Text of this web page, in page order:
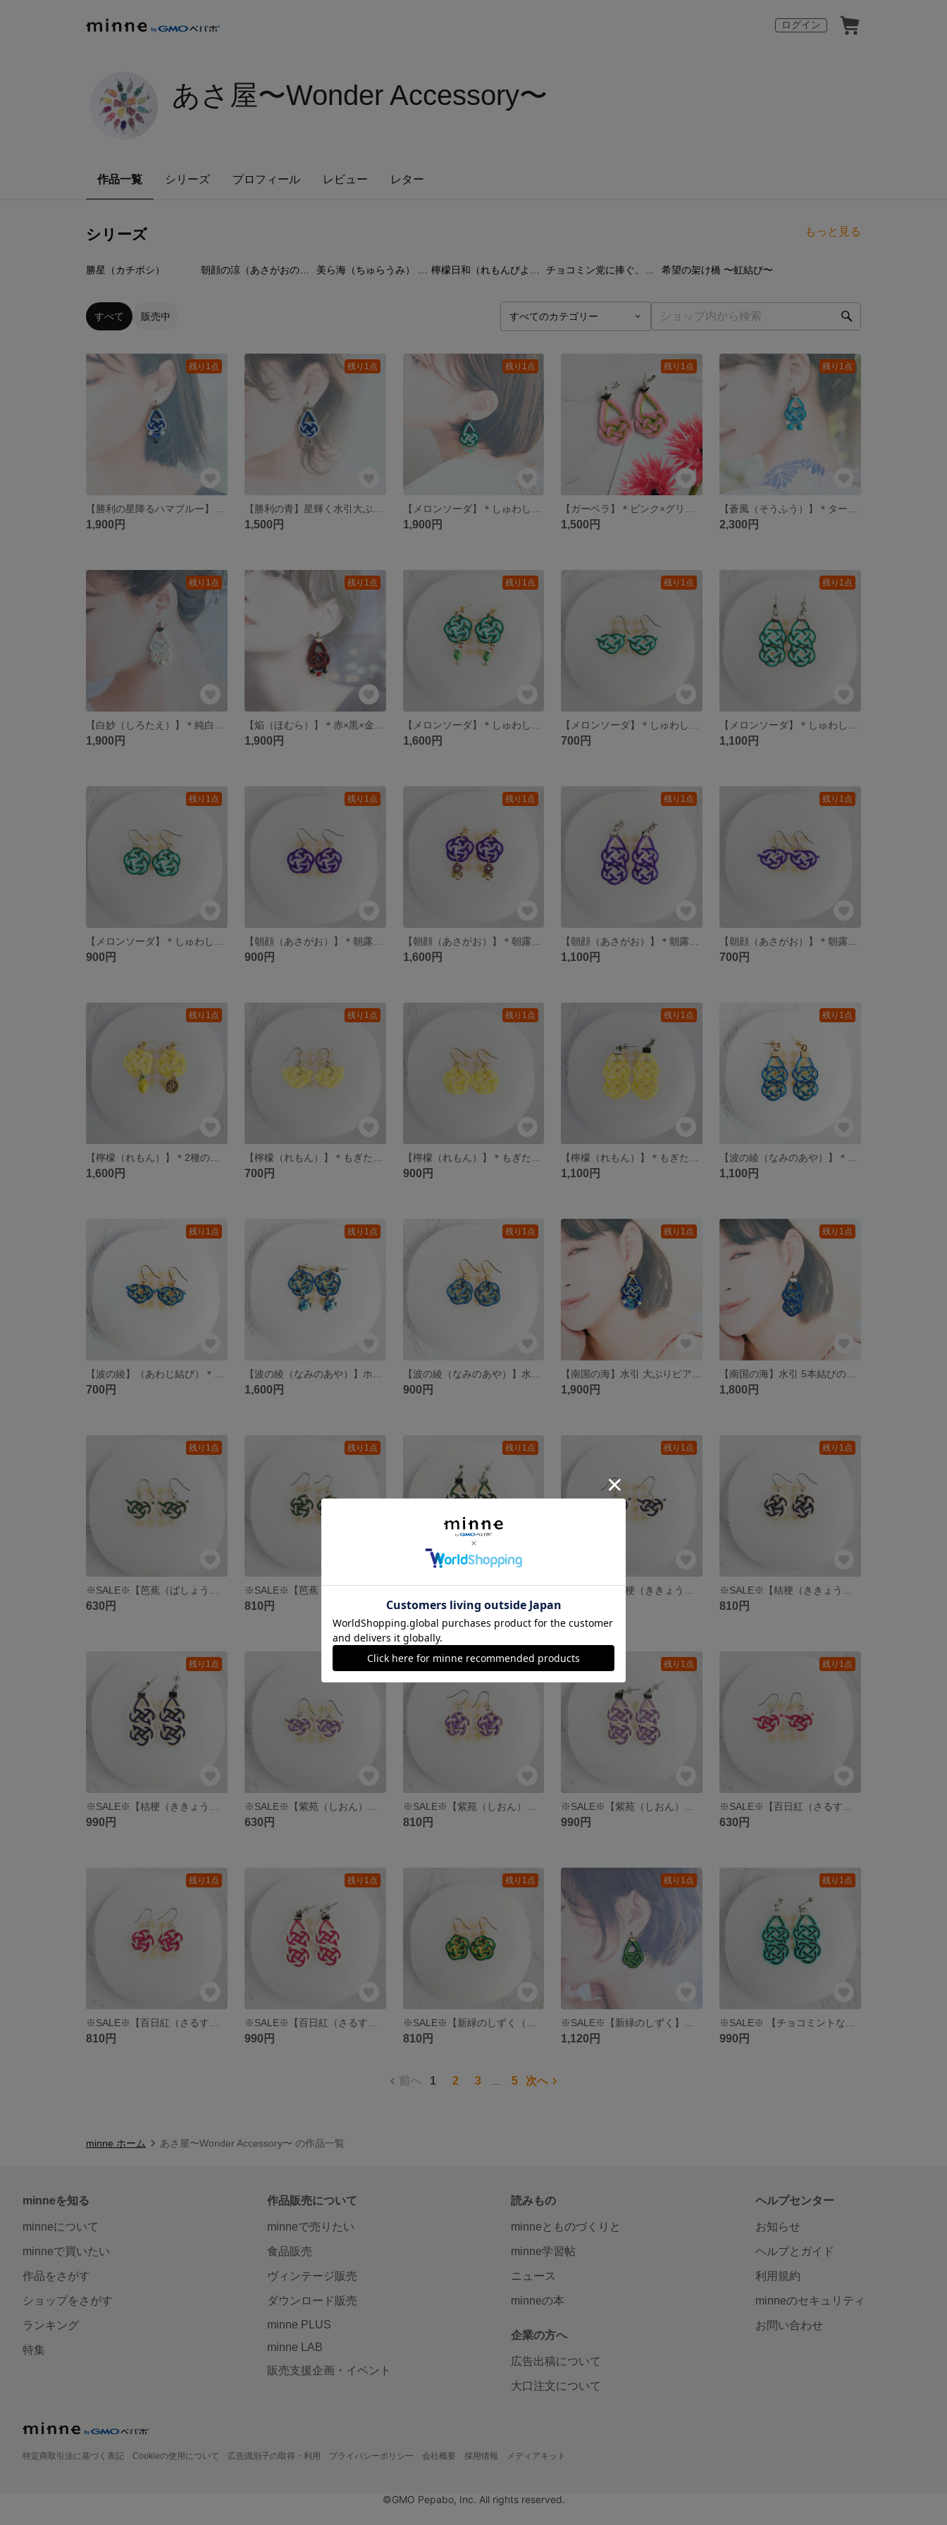
ログイン
あさ屋〜Wonder Accessory〜
作品一覧 シリーズ プロフィール レビュー レター
シリーズ もっと見る
勝星（カチボシ） 希望の架け橋 〜虹結び〜
すべて 販売中
残り1点
1,900円
残り1点
1,500円
残り1点
1,900円
残り1点
1,500円
残り1点
2,300円
残り1点
1,900円
残り1点
1,900円
残り1点
1,600円
残り1点
700円
残り1点
1,100円
残り1点
900円
残り1点
900円
残り1点
1,600円
残り1点
1,100円
残り1点
700円
残り1点
1,600円
残り1点
700円
残り1点
900円
残り1点
1,100円
残り1点
1,100円
残り1点
700円
残り1点
1,600円
残り1点
900円
残り1点
1,900円
残り1点
1,800円
残り1点
630円
残り1点
810円
残り1点
990円
残り1点 残り1点
810円
残り1点
990円
残り1点
630円
残り1点
810円
残り1点
990円
残り1点
630円
残り1点
810円
残り1点
990円
残り1点
810円
残り1点
1,120円
残り1点
990円
前へ 1 2 3 5 次へ
minne ホーム あさ屋〜Wonder Accessory〜 の作品一覧
minneを知る
minneについて
minneで買いたい
作品をさがす
ショップをさがす
ランキング
特集
作品販売について
minneで売りたい
食品販売
ヴィンテージ販売
ダウンロード販売
minne PLUS
minne LAB
販売支援企画・イベント
読みもの
minneとものづくりと
minne学習帖
ニュース
minneの本
企業の方へ
広告出稿について
大口注文について
ヘルプセンター
お知らせ
ヘルプとガイド
利用規約
minneのセキュリティ
お問い合わせ
特定商取引法に基づく表記 Cookieの使用について 広告識別子の取得・利用 プライバシーポリシー 会社概要 採用情報 メディアキット
©GMO Pepabo, Inc. All rights reserved.